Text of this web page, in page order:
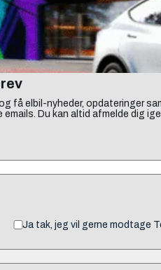
få elbil-nyheder, opdateringer
Du kan altid afmelde dig
Ja tak, jeg vil gerne modtage